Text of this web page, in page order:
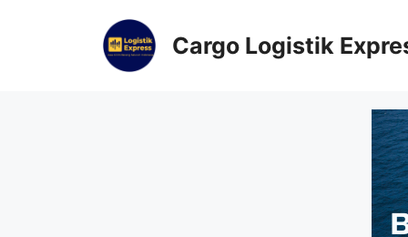
Cargo Logistik